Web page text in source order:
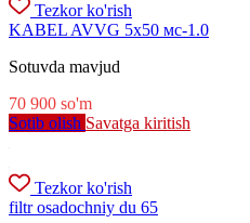
Tezkor ko'rish
KABEL AVVG 5х50 мс-1.0
Sotuvda mavjud
70 900 so'm
Sotib olish Savatga kiritish
Tezkor ko'rish
filtr osadochniy du 65